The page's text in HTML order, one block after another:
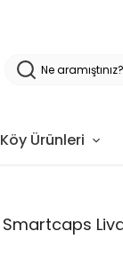
Köy Ürünleri
Smartcaps